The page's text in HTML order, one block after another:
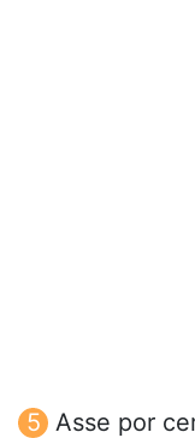
Asse por